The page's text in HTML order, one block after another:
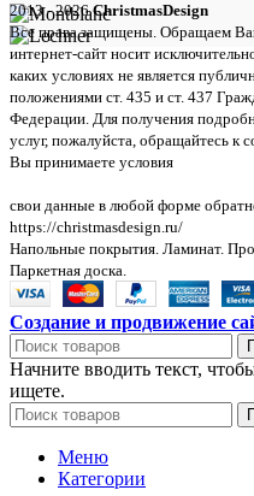
2013 - 2026ChristmasDesign
Все права защищены. Обращаем
интернет-сайт носит
каких условиях не является
положениями ст. 435 и ст. 437
Федерации. Для получения
услуг, пожалуйста, обращайтесь к
Вы принимаете условия
свои данные в любой форме
https://christmasdesign.ru/
Напольные покрытия. Ламинат.
Паркетная доска.
Создание и продвижение
Начните вводить текст,
ищете.
Меню
Категории